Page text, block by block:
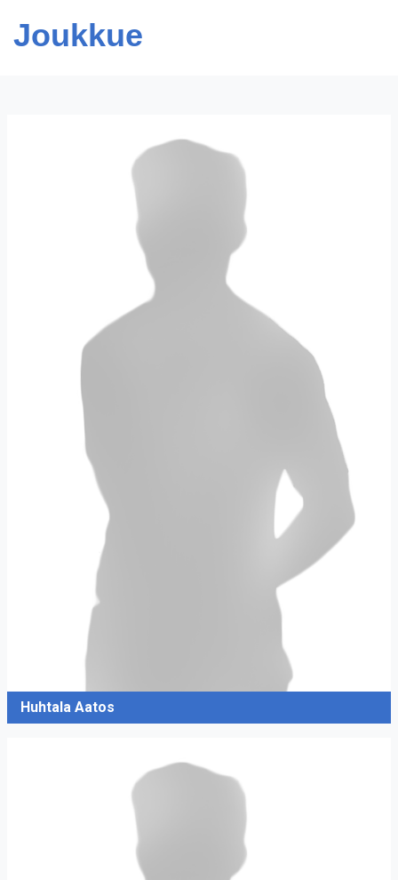
Joukkue
Huhtala Aatos